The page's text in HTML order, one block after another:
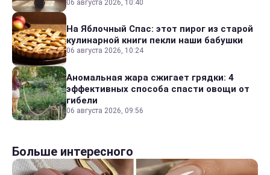
06 августа 2026, 10:40
На Яблочный Спас: этот пирог из старой
кулинарной книги пекли наши бабушки
06 августа 2026, 10:24
Аномальная жара сжигает грядки: 4
эффективных способа спасти овощи от
гибели
06 августа 2026, 09:56
Больше интересного